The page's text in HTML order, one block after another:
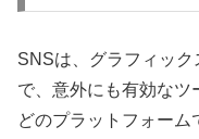
SNSは、グラフィッ
で、意外にも有効なツ
どのプラットフォー